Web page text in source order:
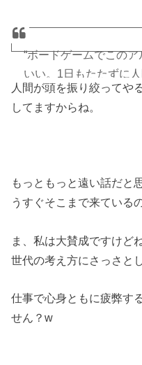
“ボードゲームでこの
いい。1日もたたずに
うからだ。”
— ほっしー
人間が頭を振り絞ってや
してますからね。
もっともっと遠い話だと
うすぐそこまで来ている
ま、私は大賛成ですけど
世代の考え方にさっさと
仕事で心身ともに疲弊す
せん？w